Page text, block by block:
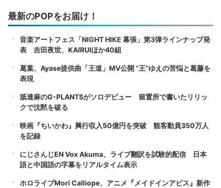
最新のPOPをお届け！
音楽アートフェス「NIGHT HIKE 幕張」第3弾ラインナップ発
表 吉田夜世、KAIRUIほか40組
葛葉、Ayase提供曲「王道」MV公開 “王”ゆえの苦悩と葛藤を
表現
舐達麻のG-PLANTSがソロデビュー 留置所で書いたリリッ
クで沈黙を破る
映画『ちいかわ』興行収入50億円を突破 観客動員350万人
を記録
にじさんじEN Vox Akuma、ライブ翻訳を試験的配信 日本
語と中国語の字幕をリアルタイム表示
ホロライブMori Calliope、アニメ『メイドインアビス』新作